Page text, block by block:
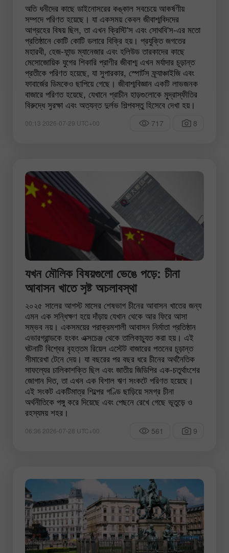
অতি ধনীদের কাছে ডাইনোসরের কঙ্কাল সবচেয়ে আকর্ষণীয়
সম্পদে পরিণত হয়েছে। যা একসময় কেবল জীবাশ্মবিদদের
আগ্রহের বিষয় ছিল, তা এখন ক্রিস্টি'স এবং সোথবি'স-এর মতো
প্রতিষ্ঠানে কোটি কোটি ডলারে বিক্রি হয়। প্রযুক্তি জগতের
মহারথী, হেজ-ফান্ড ম্যানেজার এবং হলিউড তারকাদের কাছে
মেসোজোয়িক যুগের শিকারি প্রাণীর জীবাশ্ম এখন মর্যাদার চূড়ান্ত
প্রতীকে পরিণত হয়েছে, যা সুপারকার, স্পোর্টস ফ্র্যাঞ্চাইজি এবং
ফাবার্জের ডিমকেও ছাপিয়ে গেছে। জীবাশ্মবিজ্ঞান একটি লাভজনক
বাজারে পরিণত হয়েছে, যেখানে প্রাচীন হাড়গুলোকে মুদ্রাস্ফীতির
বিরুদ্ধে সুরক্ষা এবং অত্যন্ত দুর্লভ শিল্পবস্তু হিসেবে দেখা হয়।
00:13 2026-07-29 UTC+00 717 8
যখন মৌলিক বিষয়গুলো ভেঙে পড়ে: চীনা
আবাসন খাতে সৃষ্ট অচলাবস্থা
২০২৫ সালের আগস্ট মাসের শেষভাগ চীনের আবাসন খাতের জন্য
এমন এক সন্ধিক্ষণ হয়ে দাঁড়ায় যেখান থেকে আর ফিরে আসা
সম্ভব নয়। একসময়ের পরাক্রমশালী আবাসন নির্মাতা প্রতিষ্ঠান
এভারগ্রান্ডকে হংকং এক্সচেঞ্জ থেকে তালিকাচ্যুত করা হয়। এই
ঘটনাটি বিশ্বের বৃহত্তম রিয়েল এস্টেট বাজারের পতনের চূড়ান্ত
সীমারেখা টেনে দেয়। যা বছরের পর বছর ধরে চীনের অর্থনৈতিক
সাফল্যের চালিকাশক্তি ছিল এবং জাতীয় জিডিপির এক-চতুর্থাংশের
জোগান দিত, তা এখন এক বিশাল ঋণ সংকটে পরিণত হয়েছে।
এই সংকট একটিমাত্র শিল্পের গণ্ডি ছাড়িয়ে সমগ্র চীনা
অর্থনীতিকে পঙ্গু করে দিয়েছে এবং পেছনে রেখে গেছে ভূতুড়ে ও
রহস্যময় শহর।
06:36 2026-07-28 UTC+00 561 9